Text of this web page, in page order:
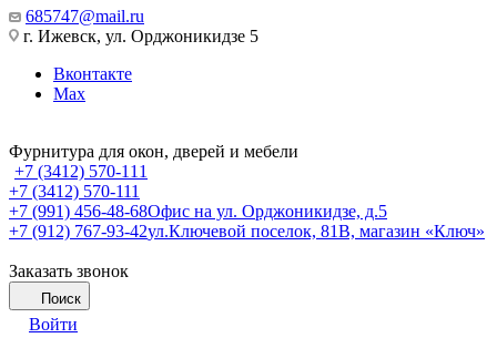
685747@mail.ru
г. Ижевск, ул. Орджоникидзе 5
Вконтакте
Max
Фурнитура для окон, дверей и мебели
+7 (3412) 570-111
+7 (3412) 570-111
+7 (991) 456-48-68Офис на ул. Орджоникидзе, д.5
+7 (912) 767-93-42ул.Ключевой поселок, 81В, магазин «Ключ»
Заказать звонок
Поиск
Войти